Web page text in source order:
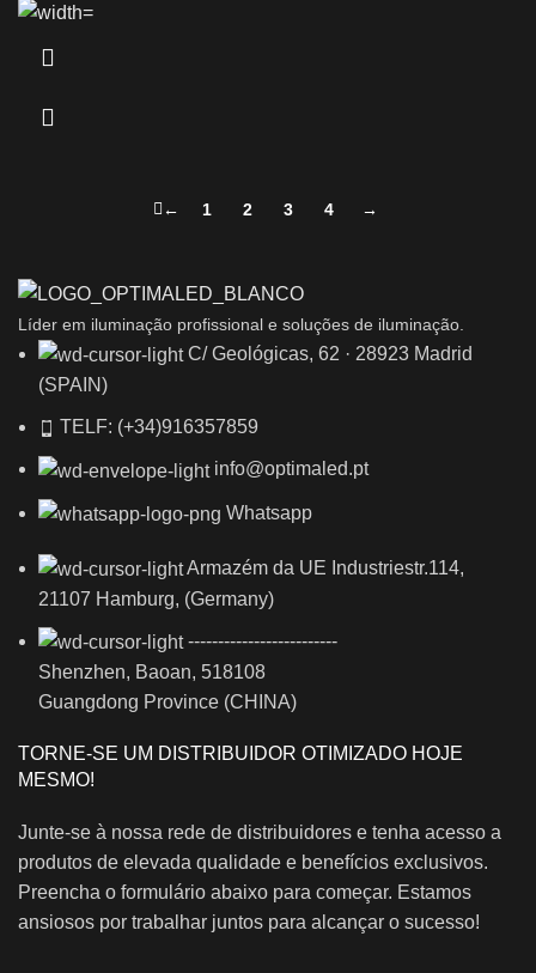
← 1 2 3 4 →
Líder em iluminação profissional e soluções de iluminação.
C/ Geológicas, 62 · 28923 Madrid
(SPAIN)
TELF: (+34)916357859
info@optimaled.pt
Whatsapp
Armazém da UE Industriestr.114,
21107 Hamburg, (Germany)
-------------------------
Shenzhen, Baoan, 518108
Guangdong Province (CHINA)
TORNE-SE UM DISTRIBUIDOR OTIMIZADO HOJE
MESMO!
Junte-se à nossa rede de distribuidores e tenha acesso a
produtos de elevada qualidade e benefícios exclusivos.
Preencha o formulário abaixo para começar. Estamos
ansiosos por trabalhar juntos para alcançar o sucesso!